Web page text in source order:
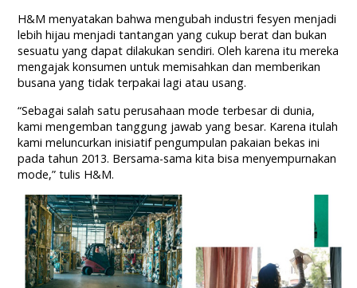
H&M menyatakan bahwa mengubah industri fesyen menjadi
lebih hijau menjadi tantangan yang cukup berat dan bukan
sesuatu yang dapat dilakukan sendiri. Oleh karena itu mereka
mengajak konsumen untuk memisahkan dan memberikan
busana yang tidak terpakai lagi atau usang.
“Sebagai salah satu perusahaan mode terbesar di dunia,
kami mengemban tanggung jawab yang besar. Karena itulah
kami meluncurkan inisiatif pengumpulan pakaian bekas ini
pada tahun 2013. Bersama-sama kita bisa menyempurnakan
mode,” tulis H&M.